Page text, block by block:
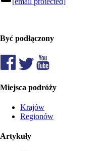
Być podłączony
Miejsca podróży
Krajów
Regionów
Artykuły